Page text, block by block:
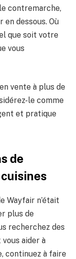
contremarche,
en dessous. Où
que soit votre
vous
vente à plus de
le comme
et pratique
de
Wayfair n’était
plus de
recherchez des
aider à
continuez à faire